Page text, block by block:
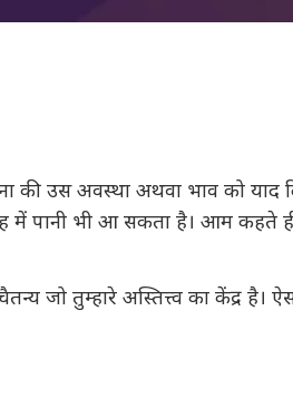
की उस अवस्था अथवा भाव को
भी आ सकता है। आम कहते ही
जो तुम्हारे अस्तित्त्व का केंद्र